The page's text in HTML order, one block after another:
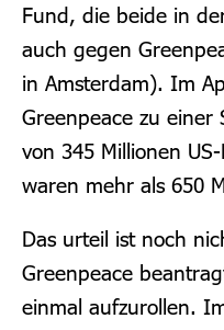
Fund, die beide in
auch gegen
in Amsterdam). Im
Greenpeace zu einer
von 345 Millionen
waren mehr als 650
Das urteil ist noch
Greenpeace
einmal aufzurollen.